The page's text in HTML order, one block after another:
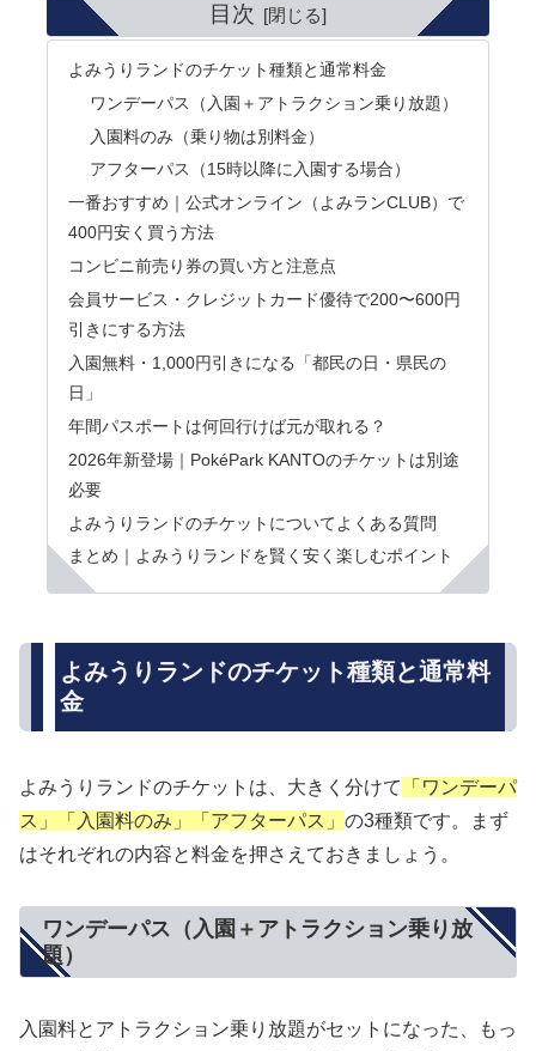
目次
よみうりランドのチケット種類と通常料金
ワンデーパス（入園＋アトラクション乗り放題）
入園料のみ（乗り物は別料金）
アフターパス（15時以降に入園する場合）
一番おすすめ｜公式オンライン（よみランCLUB）で
400円安く買う方法
コンビニ前売り券の買い方と注意点
会員サービス・クレジットカード優待で200〜600円
引きにする方法
入園無料・1,000円引きになる「都民の日・県民の
日」
年間パスポートは何回行けば元が取れる？
2026年新登場｜PokéPark KANTOのチケットは別途
必要
よみうりランドのチケットについてよくある質問
まとめ｜よみうりランドを賢く安く楽しむポイント
よみうりランドのチケット種類と通常料
金
よみうりランドのチケットは、大きく分けて
「ワンデーパ
ス」「入園料のみ」「アフターパス」 の3種類です。まず
はそれぞれの内容と料金を押さえておきましょう。
ワンデーパス（入園＋アトラクション乗り放
題）
入園料とアトラクション乗り放題がセットになった、もっ